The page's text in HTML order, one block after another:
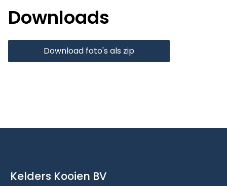
Downloads
Download foto's als zip
Kelders Kooien BV